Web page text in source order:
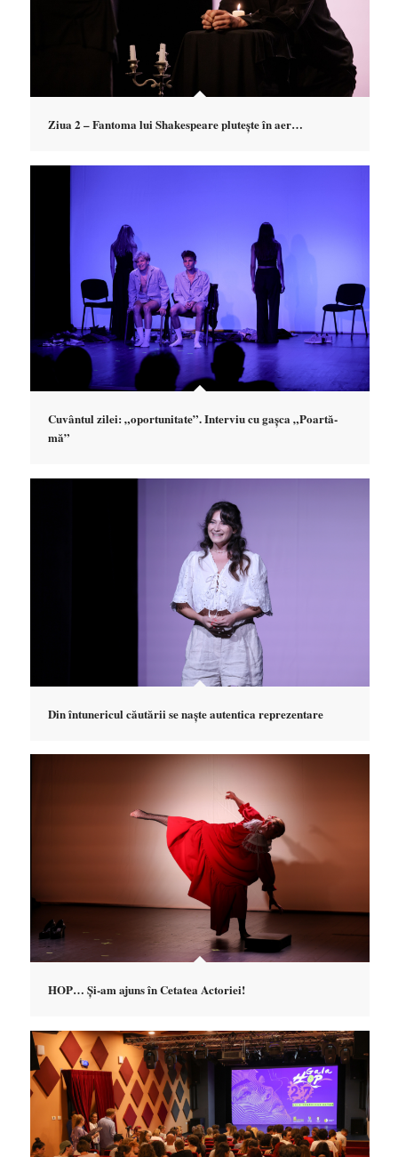
Ziua 2 – Fantoma lui Shakespeare plutește în aer…
Cuvântul zilei: „oportunitate”. Interviu cu gașca „Poartă-
mă”
Din întunericul căutării se naște autentica reprezentare
HOP… Și-am ajuns în Cetatea Actoriei!